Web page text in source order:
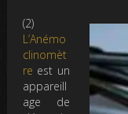
(2)
L’Anémo
clinomèt
re est un
appareill
age de